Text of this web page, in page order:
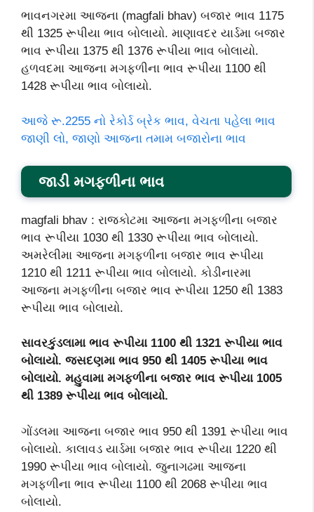
ભાવનગરમા આજના (magfali bhav) બજાર ભાવ 1175
થી 1325 રૂપીયા ભાવ બોલાયો. માણાવદર યાર્ડમા બજાર
ભાવ રૂપીયા 1375 થી 1376 રૂપીયા ભાવ બોલાયો.
હળવદમા આજના મગફળીના ભાવ રૂપીયા 1100 થી
1428 રૂપીયા ભાવ બોલાયો.
આજે રૂ.2255 નો રેકોર્ડ બ્રેક ભાવ, વેચતા પહેલા ભાવ
જાણી લો, જાણો આજના તમામ બજારોના ભાવ
જાડી મગફળીના ભાવ
magfali bhav : રાજકોટમા આજના મગફળીના બજાર
ભાવ રૂપીયા 1030 થી 1330 રૂપીયા ભાવ બોલાયો.
અમરેલીમા આજના મગફળીના બજાર ભાવ રૂપીયા
1210 થી 1211 રૂપીયા ભાવ બોલાયો. કોડીનારમા
આજના મગફળીના બજાર ભાવ રૂપીયા 1250 થી 1383
રૂપીયા ભાવ બોલાયો.
સાવરકુંડલામા ભાવ રૂપીયા 1100 થી 1321 રૂપીયા ભાવ
બોલાયો. જસદણમા ભાવ 950 થી 1405 રૂપીયા ભાવ
બોલાયો. મહુવામા મગફળીના બજાર ભાવ રૂપીયા 1005
થી 1389 રૂપીયા ભાવ બોલાયો.
ગોંડલમા આજના બજાર ભાવ 950 થી 1391 રૂપીયા ભાવ
બોલાયો. કાલાવડ યાર્ડમા બજાર ભાવ રૂપીયા 1220 થી
1990 રૂપીયા ભાવ બોલાયો. જુનાગઢમા આજના
મગફળીના ભાવ રૂપીયા 1100 થી 2068 રૂપીયા ભાવ
બોલાયો.